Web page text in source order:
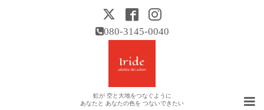
080-3145-0040
虹が 空と大地をつなぐように
あなたと あなたの色を つないできたい